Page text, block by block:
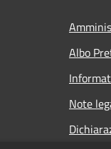
Albo
Note